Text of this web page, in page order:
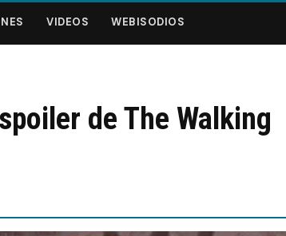
VIDEOS WEBISODIOS
de The Walking